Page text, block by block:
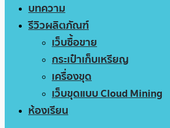
บทความ
รีวิวผลิตภัณฑ์
เว็บซื้อขาย
กระเป๋าเก็บเหรียญ
เครื่องขุด
เว็บขุดแบบ Cloud Mining
ห้องเรียน